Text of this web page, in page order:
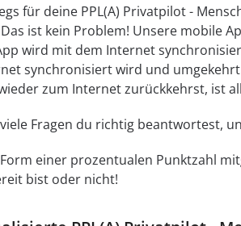
für deine PPL(A) Privatpilot -
ist kein Problem! Unsere mobile
wird mit dem Internet
synchronisiert wird und
zum Internet zurückkehrst, ist
Fragen du richtig beantwortest,
einer prozentualen Punktzahl
bist oder nicht!